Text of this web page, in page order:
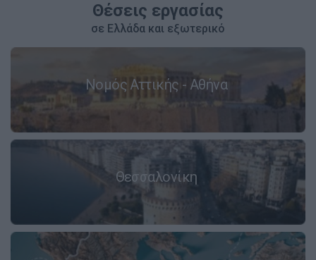
Θέσεις εργασίας
σε Ελλάδα και εξωτερικό
Νομός Αττικής - Αθήνα
Θεσσαλονίκη